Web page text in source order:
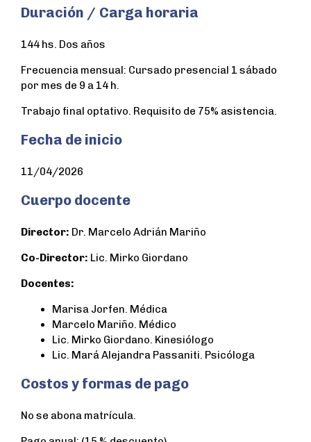
Duración / Carga horaria
144 hs. Dos años
Frecuencia mensual: Cursado presencial 1 sábado
por mes de 9 a 14 h.
Trabajo final optativo. Requisito de 75% asistencia.
Fecha de inicio
11/04/2026
Cuerpo docente
Director: Dr. Marcelo Adrián Mariño
Co-Director: Lic. Mirko Giordano
Docentes:
Marisa Jorfen. Médica
Marcelo Mariño. Médico
Lic. Mirko Giordano. Kinesiólogo
Lic. Mará Alejandra Passaniti. Psicóloga
Costos y formas de pago
No se abona matrícula.